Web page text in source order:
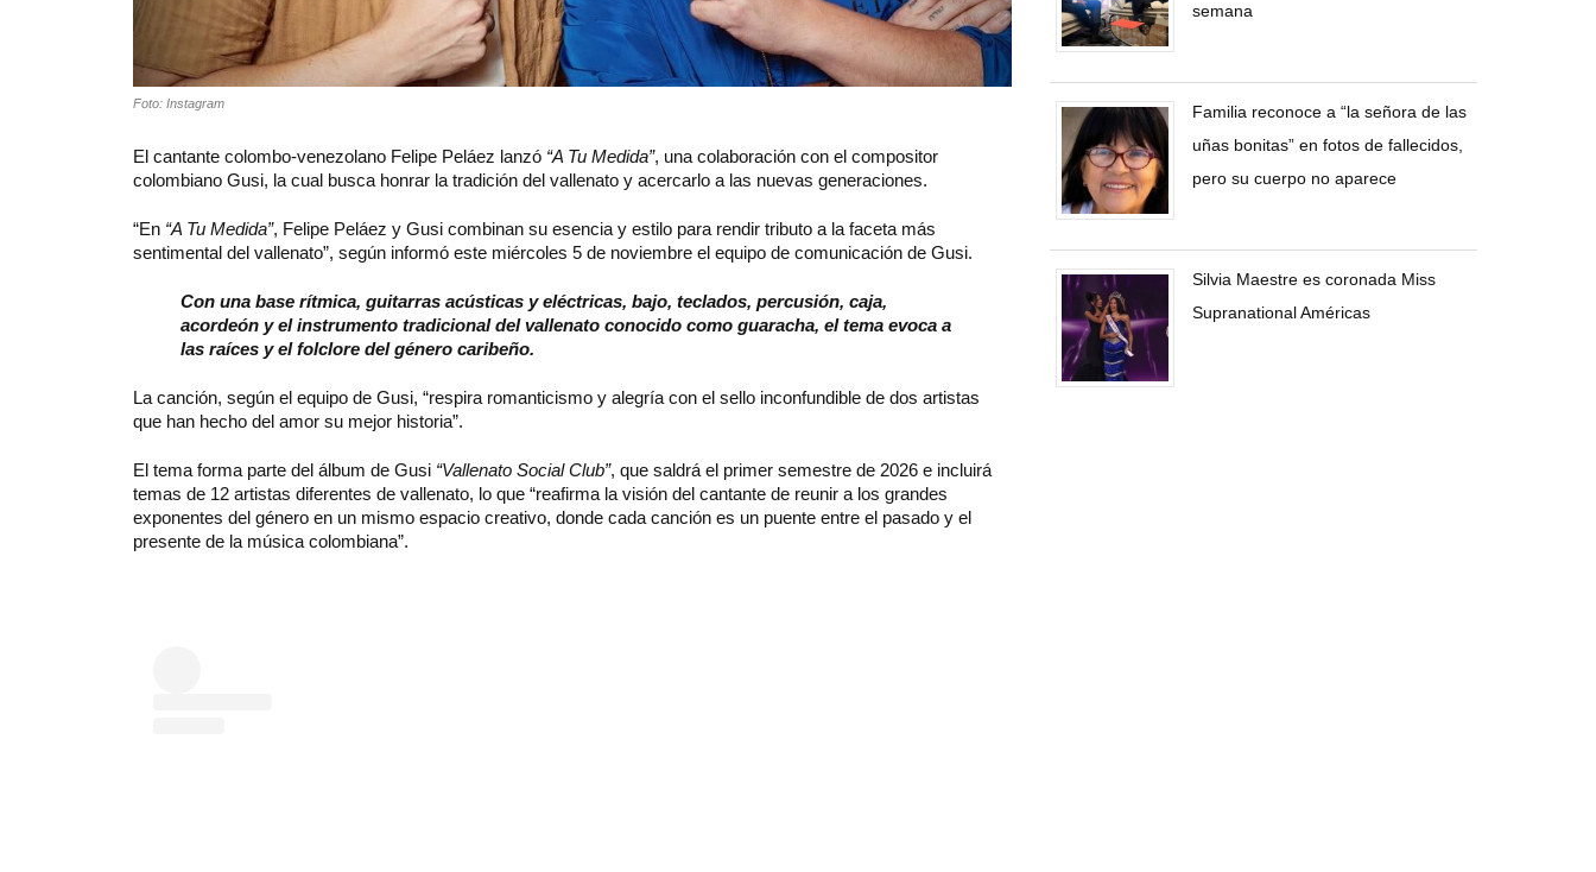
Foto: Instagram
El cantante colombo-venezolano Felipe Peláez lanzó “A Tu Medida”, una colaboración con el compositor
colombiano Gusi, la cual busca honrar la tradición del vallenato y acercarlo a las nuevas generaciones.
“En “A Tu Medida”, Felipe Peláez y Gusi combinan su esencia y estilo para rendir tributo a la faceta más
sentimental del vallenato”, según informó este miércoles 5 de noviembre el equipo de comunicación de Gusi.
Con una base rítmica, guitarras acústicas y eléctricas, bajo, teclados, percusión, caja,
acordeón y el instrumento tradicional del vallenato conocido como guaracha, el tema evoca a
las raíces y el folclore del género caribeño.
La canción, según el equipo de Gusi, “respira romanticismo y alegría con el sello inconfundible de dos artistas
que han hecho del amor su mejor historia”.
El tema forma parte del álbum de Gusi “Vallenato Social Club”, que saldrá el primer semestre de 2026 e incluirá
temas de 12 artistas diferentes de vallenato, lo que “reafirma la visión del cantante de reunir a los grandes
exponentes del género en un mismo espacio creativo, donde cada canción es un puente entre el pasado y el
presente de la música colombiana”.
semana
Familia reconoce a “la señora de las
uñas bonitas” en fotos de fallecidos,
pero su cuerpo no aparece
Silvia Maestre es coronada Miss
Supranational Américas